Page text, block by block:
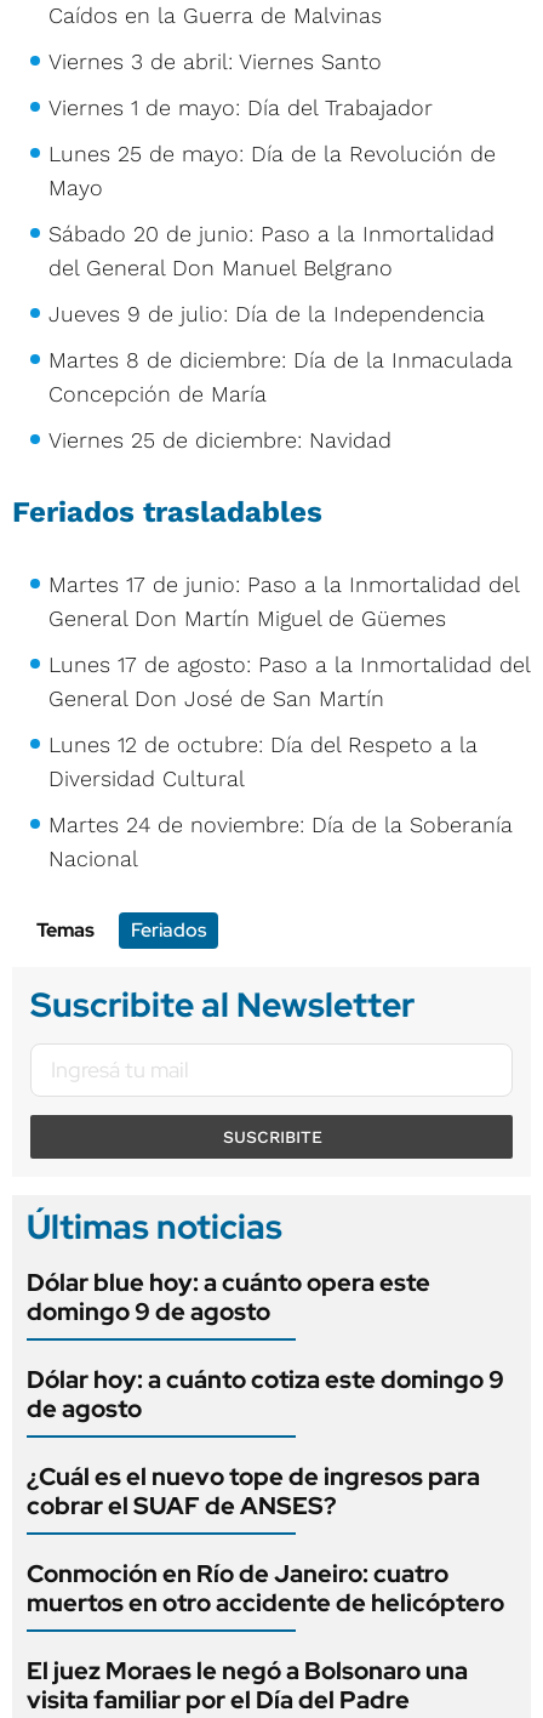
Caídos en la Guerra de Malvinas
Viernes 3 de abril: Viernes Santo
Viernes 1 de mayo: Día del Trabajador
Lunes 25 de mayo: Día de la Revolución de
Mayo
Sábado 20 de junio: Paso a la Inmortalidad
del General Don Manuel Belgrano
Jueves 9 de julio: Día de la Independencia
Martes 8 de diciembre: Día de la Inmaculada
Concepción de María
Viernes 25 de diciembre: Navidad
Feriados trasladables
Martes 17 de junio: Paso a la Inmortalidad del
General Don Martín Miguel de Güemes
Lunes 17 de agosto: Paso a la Inmortalidad del
General Don José de San Martín
Lunes 12 de octubre: Día del Respeto a la
Diversidad Cultural
Martes 24 de noviembre: Día de la Soberanía
Nacional
Temas Feriados
Suscribite al Newsletter
SUSCRIBITE
Últimas noticias
Dólar blue hoy: a cuánto opera este
domingo 9 de agosto
Dólar hoy: a cuánto cotiza este domingo 9
de agosto
¿Cuál es el nuevo tope de ingresos para
cobrar el SUAF de ANSES?
Conmoción en Río de Janeiro: cuatro
muertos en otro accidente de helicóptero
El juez Moraes le negó a Bolsonaro una
visita familiar por el Día del Padre